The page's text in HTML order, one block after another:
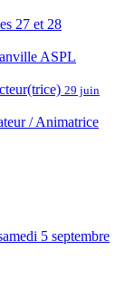
27 et 28
ASPL
29 juin
/ Animatrice
5 septembre